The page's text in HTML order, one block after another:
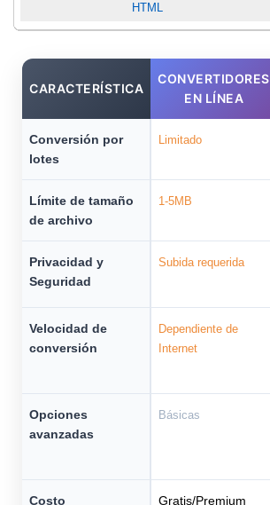
HTML
CARACTERÍSTICA
CONVERTIDORES
EN LÍNEA
Conversión por
lotes
Limitado
Límite de tamaño
de archivo
1-5MB
Privacidad y
Seguridad
Subida requerida
Velocidad de
conversión
Dependiente de
Internet
Opciones
avanzadas
Básicas
Costo Gratis/Premium